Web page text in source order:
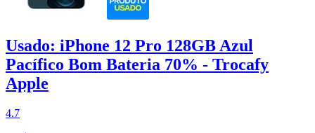
Usado: iPhone 12 Pro 128GB Azul
Pacífico Bom Bateria 70% - Trocafy
Apple
4.7